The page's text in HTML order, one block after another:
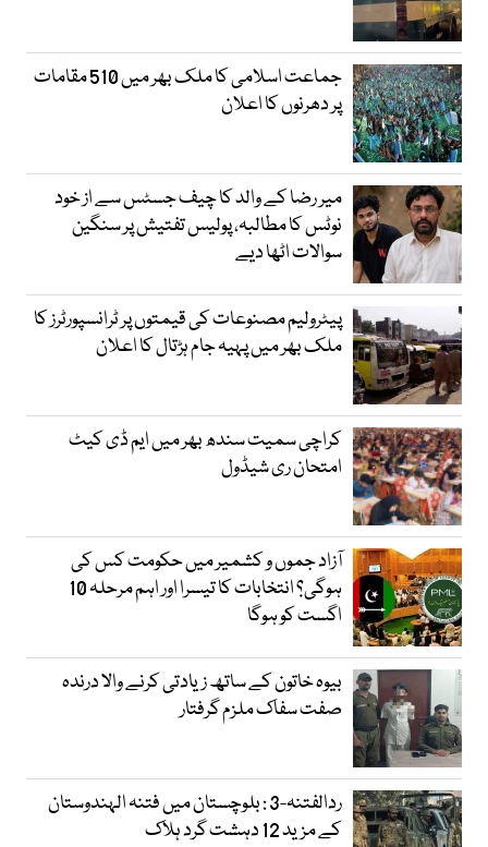
جماعت اسلامی کا ملک بھر میں 510 مقامات
پر دھرنوں کا اعلان
میر رضا کے والد کا چیف جسٹس سے از خود
نوٹس کا مطالبہ، پولیس تفتیش پر سنگین
سوالات اٹھا دیے
پیٹرولیم مصنوعات کی قیمتوں پر ٹرانسپورٹرز کا
ملک بھر میں پہیہ جام ہڑتال کا اعلان
کراچی سمیت سندھ بھر میں ایم ڈی کیٹ
امتحان ری شیڈول
آزاد جموں و کشمیر میں حکومت کس کی
ہوگی؟ انتخابات کا تیسرا اور اہم مرحلہ 10
اگست کو ہوگا
بیوہ خاتون کے ساتھ زیادتی کرنے والا درندہ
صفت سفاک ملزم گرفتار
ردالفتنہ-3 : بلوچستان میں فتنہ الہندوستان
کے مزید 12 دہشت گرد ہلاک